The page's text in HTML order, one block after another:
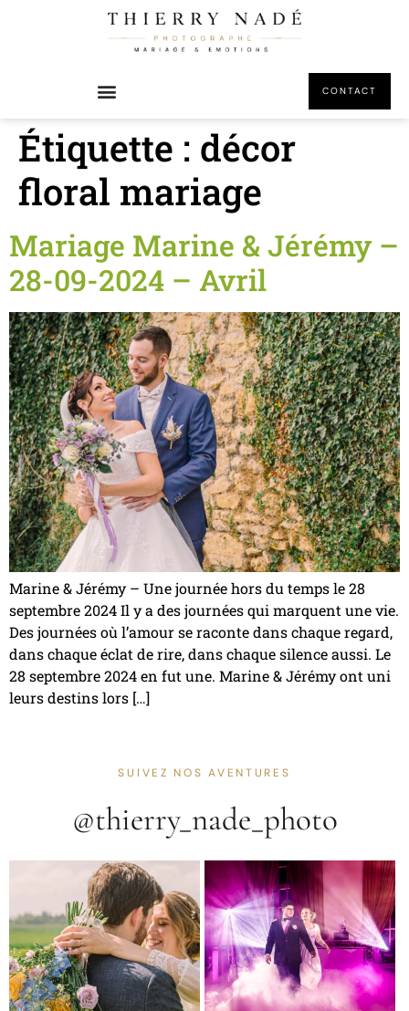
CONTACT
Étiquette : décor
floral mariage
Mariage Marine & Jérémy –
28-09-2024 – Avril
Marine & Jérémy – Une journée hors du temps le 28
septembre 2024 Il y a des journées qui marquent une vie.
Des journées où l’amour se raconte dans chaque regard,
dans chaque éclat de rire, dans chaque silence aussi. Le
28 septembre 2024 en fut une. Marine & Jérémy ont uni
leurs destins lors […]
SUIVEZ NOS AVENTURES
@thierry_nade_photo